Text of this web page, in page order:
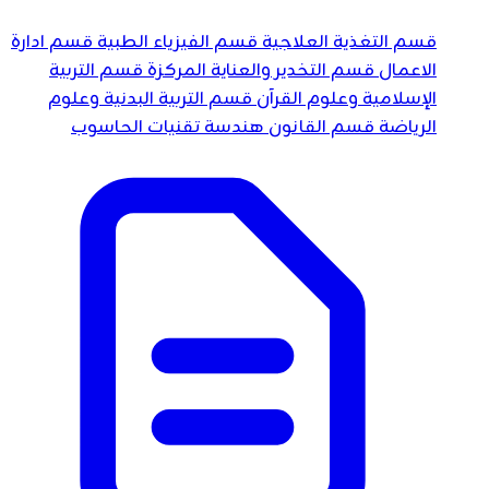
قسم التغذية العلاجيةقسم الفيزياء الطبيةقسم ادارة
الاعمالقسم التخدير والعناية المركزةقسم التربية
الإسلامية وعلوم القرآنقسم التربية البدنية وعلوم
الرياضةقسم القانونهندسة تقنيات الحاسوب